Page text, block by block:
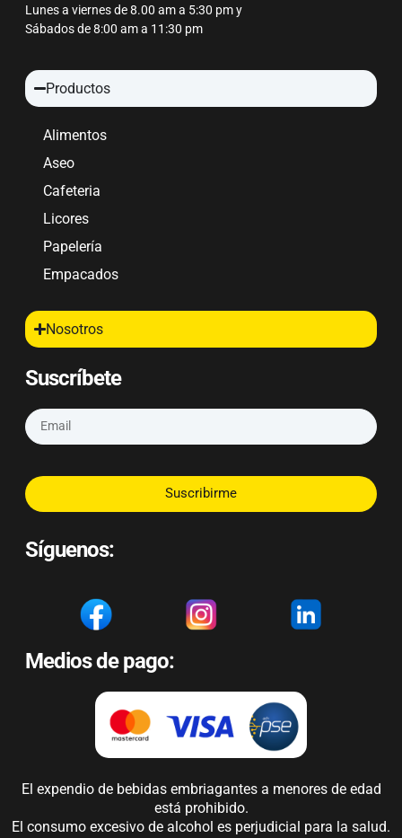
Lunes a viernes de 8.00 am a 5:30 pm y
Sábados de 8:00 am a 11:30 pm
Productos
Alimentos
Aseo
Cafeteria
Licores
Papelería
Empacados
Nosotros
Suscríbete
Suscribirme
Síguenos:
Medios de pago:
El expendio de bebidas embriagantes a menores de edad
está prohibido.
El consumo excesivo de alcohol es perjudicial para la salud.